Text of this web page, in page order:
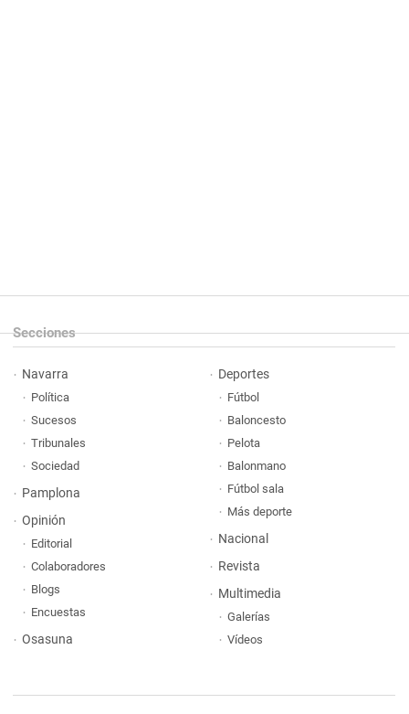
Secciones
Navarra
Política
Sucesos
Tribunales
Sociedad
Pamplona
Opinión
Editorial
Colaboradores
Blogs
Encuestas
Osasuna
Deportes
Fútbol
Baloncesto
Pelota
Balonmano
Fútbol sala
Más deporte
Nacional
Revista
Multimedia
Galerías
Vídeos